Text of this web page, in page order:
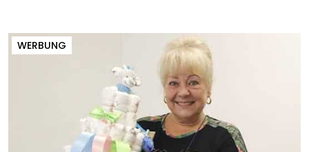
WERBUNG